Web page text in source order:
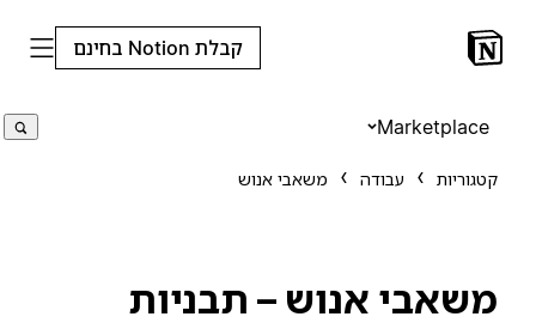
קבלת Notion בחינם
Marketplace
קטגוריות עבודה משאבי אנוש
משאבי אנוש – תבניות